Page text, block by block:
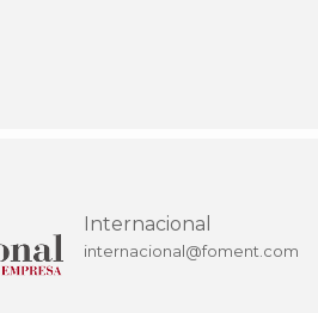
Internacional
internacional@foment.com